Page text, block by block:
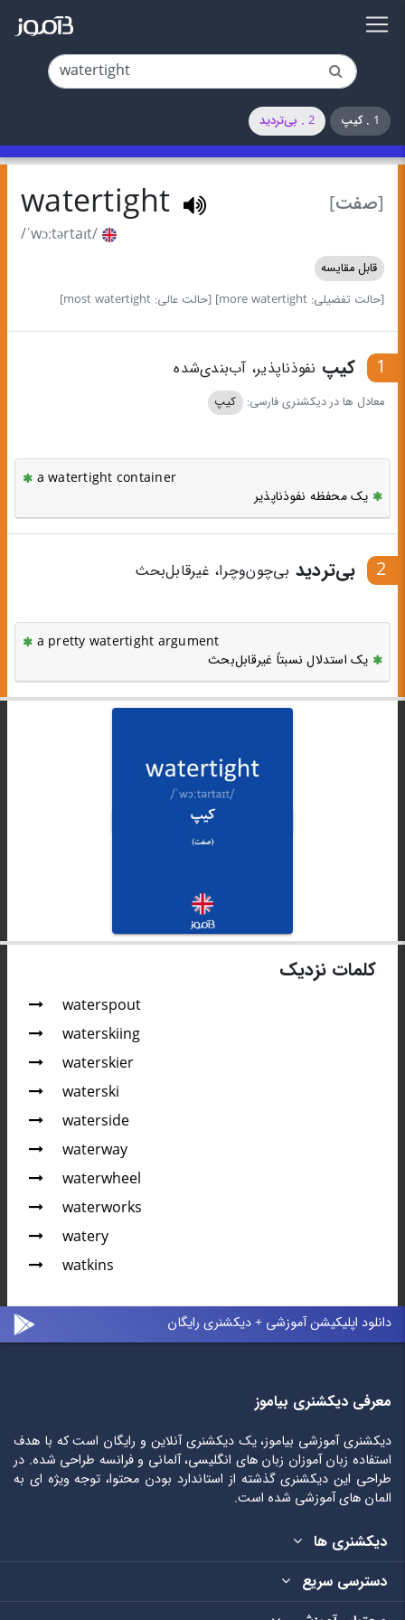
1 . کیپ 2 . بی‌تردید
[صفت] watertight
/ˈwɔːtərtaɪt/
قابل مقایسه
[حالت تفضیلی: more watertight]
[حالت عالی: most watertight]
1 کیپ نفوذ‌ناپذیر، آب‌بندی‌شده
معادل ها در دیکشنری فارسی: کیپ
a watertight container
یک محفظه نفوذ‌ناپذیر
2 بی‌تردید بی‌چون‌وچرا، غیرقابل‌بحث
a pretty watertight argument
یک استدلال نسبتاً غیرقابل‌بحث
کلمات نزدیک
waterspout
waterskiing
waterskier
waterski
waterside
waterway
waterwheel
waterworks
watery
watkins
دانلود اپلیکیشن آموزشی + دیکشنری رایگان
معرفی دیکشنری بیاموز
دیکشنری آموزشی بیاموز، یک دیکشنری آنلاین و رایگان است که با هدف
استفاده زبان آموزان زبان های انگلیسی، آلمانی و فرانسه طراحی شده. در
طراحی این دیکشنری گذشته از استاندارد بودن محتوا، توجه ویژه ای به
المان های آموزشی شده است.
دیکشنری ها
دسترسی سریع